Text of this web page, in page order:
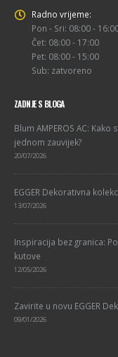
Radno vrijeme:
Pon - Sri: 08:00 -
Čet: 08:00 - 17:00
Pet: 08:00 - 15:00
Sub: zatvoreno
ZADNJE S BLOGA
Blum AMPEROS AC:
jednom zauvijek?
20/07/2026
EGGER Dekorativna
13/07/2026
Inspiracija bez granica:
kutove
12/05/2026
Zavirite u novu EGGER
09/01/2026